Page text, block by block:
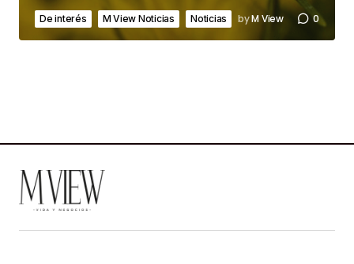
De interés M View Noticias Noticias byM View 0